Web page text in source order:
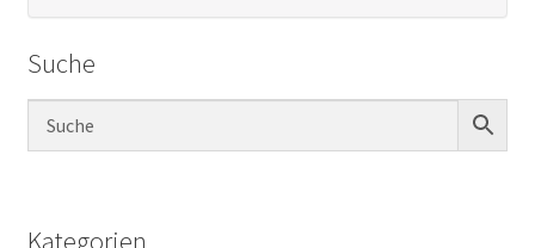
Kontakt
Sachs Ersatzteile
Suche
Kategorien